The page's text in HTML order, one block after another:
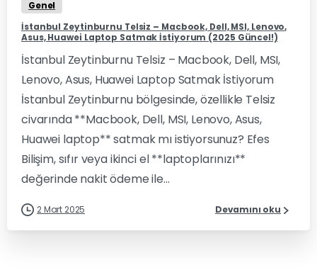
Genel
İstanbul Zeytinburnu Telsiz – Macbook, Dell, MSI, Lenovo,
Asus, Huawei Laptop Satmak İstiyorum (2025 Güncel!)
İstanbul Zeytinburnu Telsiz – Macbook, Dell, MSI,
Lenovo, Asus, Huawei Laptop Satmak İstiyorum
İstanbul Zeytinburnu bölgesinde, özellikle Telsiz
civarında **Macbook, Dell, MSI, Lenovo, Asus,
Huawei laptop** satmak mı istiyorsunuz? Efes
Bilişim, sıfır veya ikinci el **laptoplarınızı**
değerinde nakit ödeme ile...
2 Mart 2025 Devamını oku